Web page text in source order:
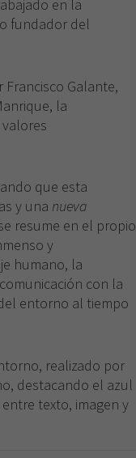
en la
fundador del
Galante,
la
que esta
y una nueva
resume en el propio
y
humano, la
con la
entorno al tiempo
realizado por
destacando el azul
texto, imagen y